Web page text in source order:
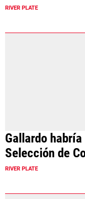
RIVER PLATE
Gallardo
Selección de
RIVER PLATE